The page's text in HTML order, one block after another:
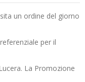
un ordine del giorno
per il
La Promozione